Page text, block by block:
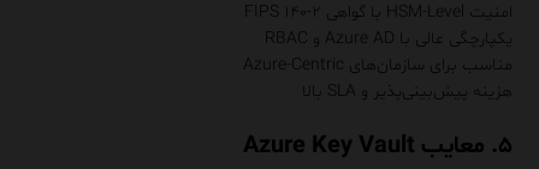
امنیت HSM-Level با گواهی FIPS ۱۴۰-۲
یکپارچگی عالی با Azure AD و RBAC
مناسب برای سازمان‌های Azure-Centric
هزینه پیش‌بینی‌پذیر و SLA بالا
۵. معایب Azure Key Vault